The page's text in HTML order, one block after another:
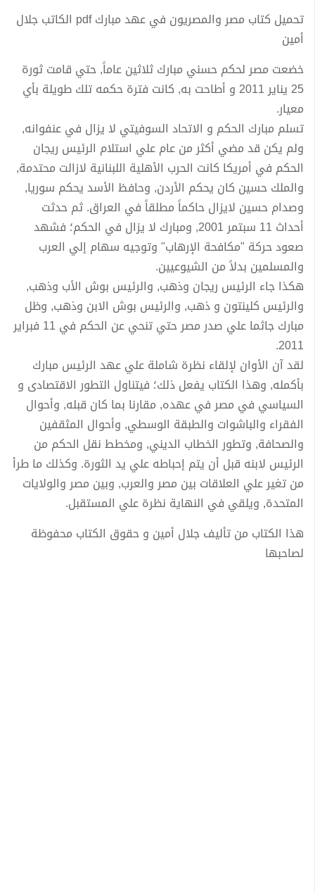
تحميل كتاب مصر والمصريون في عهد مبارك pdf الكاتب جلال
أمين
خضعت مصر لحكم حسني مبارك ثلاثين عاماً, حتي قامت ثورة
25 يناير 2011 و أطاحت به, كانت فترة حكمه تلك طويلة بأي
معيار.
تسلم مبارك الحكم و الاتحاد السوفيتي لا يزال في عنفوانه,
ولم يكن قد مضي أكثر من عام علي استلام الرئيس ريجان
الحكم في أمريكا كانت الحرب الأهلية اللبنانية لازالت محتدمة,
والملك حسين كان يحكم الأردن, وحافظ الأسد يحكم سوريا,
وصدام حسين لايزال حاكماً مطلقاً في العراق. ثم حدثت
أحداث 11 سبتمر 2001, ومبارك لا يزال في الحكم؛ فشهد
صعود حركة "مكافحة الإرهاب" وتوجيه سهام إلي العرب
والمسلمين بدلاً من الشيوعيين.
هكذا جاء الرئيس ريجان وذهب, والرئيس بوش الأب وذهب,
والرئيس كلينتون و ذهب, والرئيس بوش الابن وذهب, وظل
مبارك جاثما علي صدر مصر حتي تنحي عن الحكم في 11 فبراير
2011.
لقد آن الأوان لإلقاء نظرة شاملة علي عهد الرئيس مبارك
بأكمله, وهذا الكتاب يفعل ذلك؛ فيتناول التطور الاقتصادى و
السياسي في مصر في عهده, مقارنا بما كان قبله, وأحوال
الفقراء والباشوات والطبقة الوسطي, وأحوال المثقفين
والصحافة, وتطور الخطاب الديني, ومخطط نقل الحكم من
الرئيس لابنه قبل أن يتم إحباطه علي يد الثورة. وكذلك ما طرأ
من تغير علي العلاقات بين مصر والعرب, وبين مصر والولايات
المتحدة, ويلقي في النهاية نظرة علي المستقبل.
هذا الكتاب من تأليف جلال أمين و حقوق الكتاب محفوظة
لصاحبها